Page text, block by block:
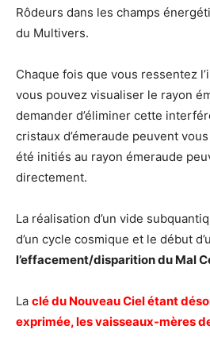
Rôdeurs dans les champs
du Multivers.
Chaque fois que vous ressentez
vous pouvez visualiser le rayon
demander d’éliminer cette
cristaux d’émeraude peuvent
été initiés au rayon émeraude
directement.
La réalisation d’un vide
d’un cycle cosmique et le début
l’effacement/disparition du Mal
La clé du Nouveau Ciel étant
exprimée, les vaisseaux-mères